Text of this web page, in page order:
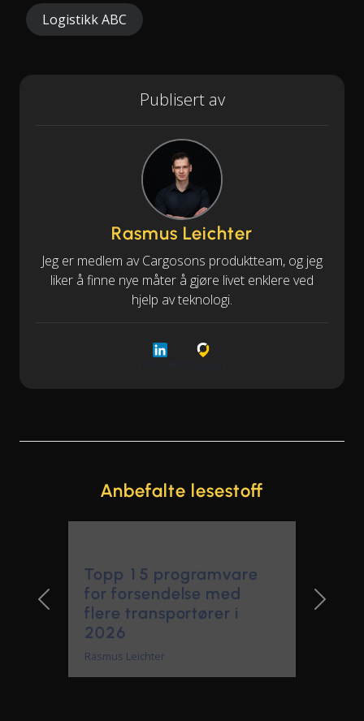
Logistikk ABC
Publisert av
Rasmus Leichter
Jeg er medlem av Cargosons produktteam, og jeg
liker å finne nye måter å gjøre livet enklere ved
hjelp av teknologi.
Anbefalte lesestoff
for forsendelse med
flere transportører i
2026
Rasmus Leichter
Previous Slide Next